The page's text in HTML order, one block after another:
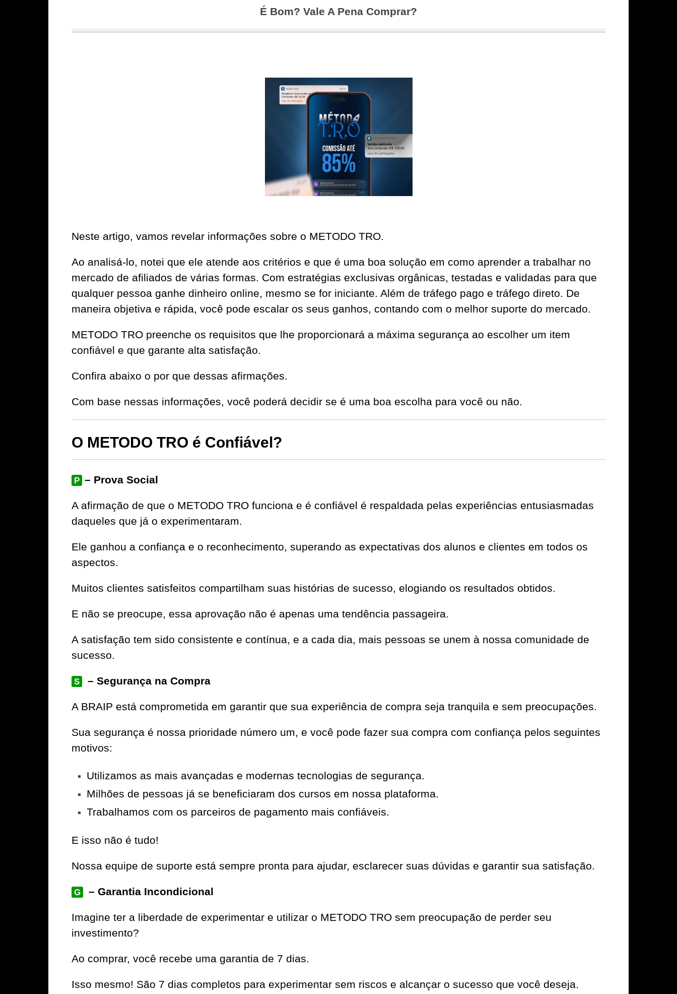
É Bom? Vale A Pena Comprar?
Neste artigo, vamos revelar informações sobre o METODO TRO.
Ao analisá-lo, notei que ele atende aos critérios e que é uma boa solução em como aprender a trabalhar no
mercado de afiliados de várias formas. Com estratégias exclusivas orgânicas, testadas e validadas para que
qualquer pessoa ganhe dinheiro online, mesmo se for iniciante. Além de tráfego pago e tráfego direto. De
maneira objetiva e rápida, você pode escalar os seus ganhos, contando com o melhor suporte do mercado.
METODO TRO preenche os requisitos que lhe proporcionará a máxima segurança ao escolher um item
confiável e que garante alta satisfação.
Confira abaixo o por que dessas afirmações.
Com base nessas informações, você poderá decidir se é uma boa escolha para você ou não.
O METODO TRO é Confiável?
P – Prova Social
A afirmação de que o METODO TRO funciona e é confiável é respaldada pelas experiências entusiasmadas
daqueles que já o experimentaram.
Ele ganhou a confiança e o reconhecimento, superando as expectativas dos alunos e clientes em todos os
aspectos.
Muitos clientes satisfeitos compartilham suas histórias de sucesso, elogiando os resultados obtidos.
E não se preocupe, essa aprovação não é apenas uma tendência passageira.
A satisfação tem sido consistente e contínua, e a cada dia, mais pessoas se unem à nossa comunidade de
sucesso.
S – Segurança na Compra
A BRAIP está comprometida em garantir que sua experiência de compra seja tranquila e sem preocupações.
Sua segurança é nossa prioridade número um, e você pode fazer sua compra com confiança pelos seguintes
motivos:
Utilizamos as mais avançadas e modernas tecnologias de segurança.
Milhões de pessoas já se beneficiaram dos cursos em nossa plataforma.
Trabalhamos com os parceiros de pagamento mais confiáveis.
E isso não é tudo!
Nossa equipe de suporte está sempre pronta para ajudar, esclarecer suas dúvidas e garantir sua satisfação.
G – Garantia Incondicional
Imagine ter a liberdade de experimentar e utilizar o METODO TRO sem preocupação de perder seu
investimento?
Ao comprar, você recebe uma garantia de 7 dias.
Isso mesmo! São 7 dias completos para experimentar sem riscos e alcançar o sucesso que você deseja.